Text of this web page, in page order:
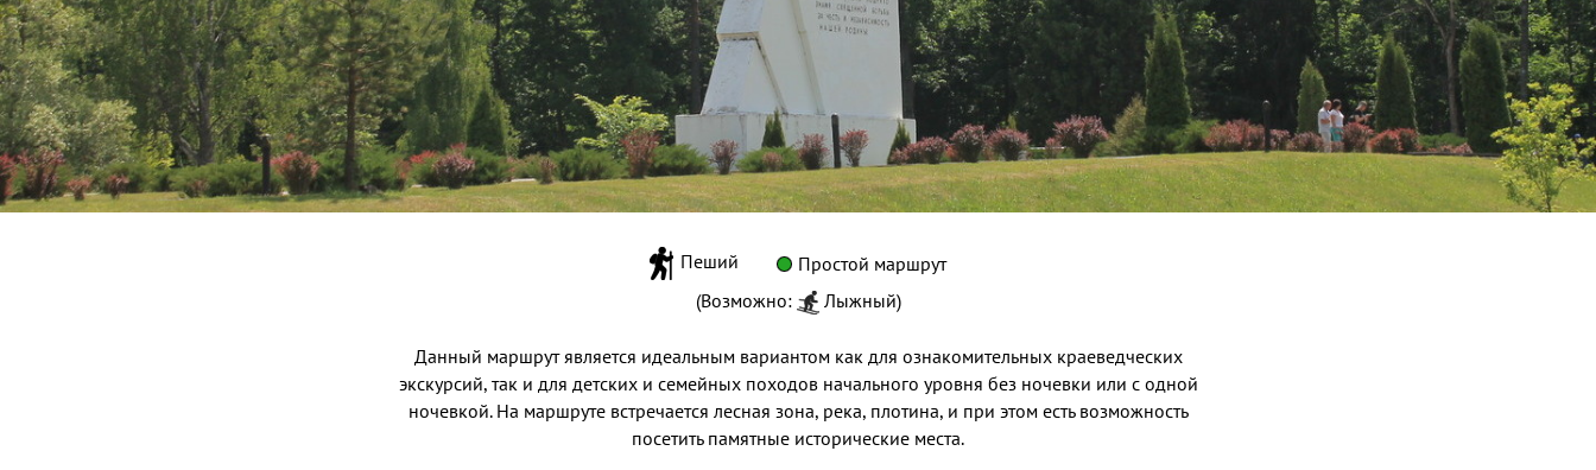
Пеший
Простой маршрут
(Возможно:
Лыжный)
Данный маршрут является идеальным вариантом как для ознакомительных краеведческих
экскурсий, так и для детских и семейных походов начального уровня без ночевки или с одной
ночевкой. На маршруте встречается лесная зона, река, плотина, и при этом есть возможность
посетить памятные исторические места.